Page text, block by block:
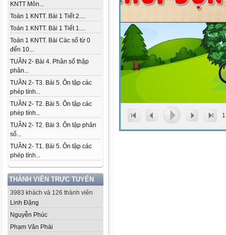
KNTT Môn...
Toán 1 KNTT. Bài 1 Tiết 2....
Toán 1 KNTT. Bài 1 Tiết 1....
Toán 1 KNTT. Bài Các số từ 0
đến 10...
TUẦN 2- Bài 4. Phân số thập
phân...
TUẦN 2- T3. Bài 5. Ôn tập các
phép tính...
TUẦN 2- T2. Bài 5. Ôn tập các
phép tính...
TUẦN 2- T2. Bài 3. Ôn tập phân
số...
TUẦN 2- T1. Bài 5. Ôn tập các
phép tính...
THÀNH VIÊN TRỰC TUYẾN
3983 khách và 126 thành viên
Linh Đặng
Nguyễn Phúc
Phạm Văn Phái
1